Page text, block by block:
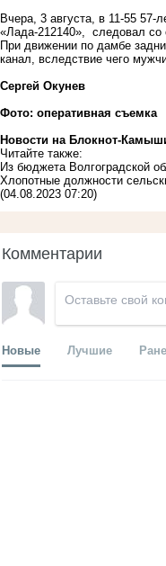
Вчера, 3 августа, в 11-55 57-
«Лада-212140», следовал со
При движении по дамбе
канал, вследствие чего
Сергей Окунев
Фото: оперативная съемка
Новости на Блoкнoт-
Читайте также:
Из бюджета Волгоградской
Хлопотные должности
(04.08.2023 07:20)
Комментарии
Новые Лучшие